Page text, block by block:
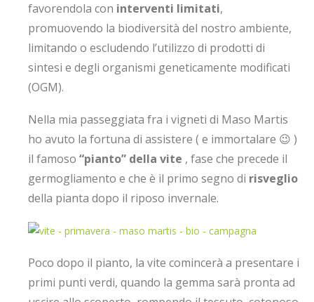
favorendola con interventi limitati,
promuovendo la biodiversità del nostro ambiente,
limitando o escludendo l’utilizzo di prodotti di
sintesi e degli organismi geneticamente modificati
(OGM).
Nella mia passeggiata fra i vigneti di Maso Martis
ho avuto la fortuna di assistere ( e immortalare 😉 )
il famoso “pianto” della vite , fase che precede il
germogliamento e che è il primo segno di risveglio
della pianta dopo il riposo invernale.
Poco dopo il pianto, la vite comincerà a presentare i
primi punti verdi, quando la gemma sarà pronta ad